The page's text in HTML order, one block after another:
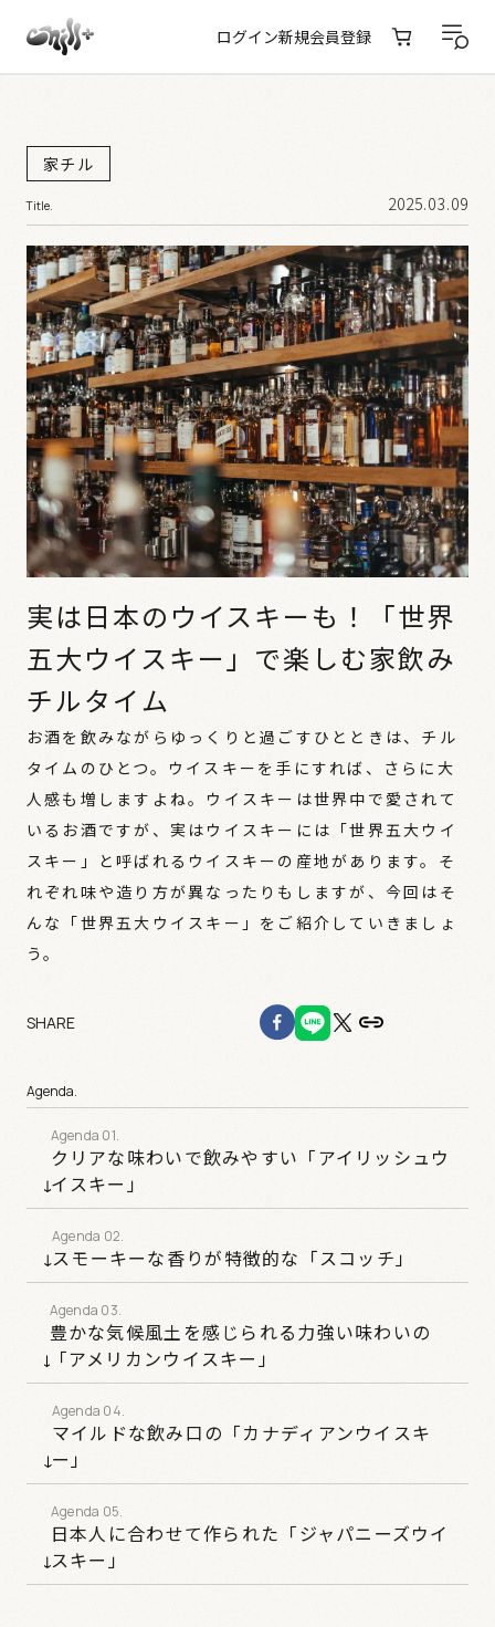
ログイン新規会員登録
家チル
Title. 2025.03.09
実は日本のウイスキーも！「世界
五大ウイスキー」で楽しむ家飲み
チルタイム
お酒を飲みながらゆっくりと過ごすひとときは、チル
タイムのひとつ。ウイスキーを手にすれば、さらに大
人感も増しますよね。ウイスキーは世界中で愛されて
いるお酒ですが、実はウイスキーには「世界五大ウイ
スキー」と呼ばれるウイスキーの産地があります。そ
れぞれ味や造り方が異なったりもしますが、今回はそ
んな「世界五大ウイスキー」をご紹介していきましょ
う。
SHARE
Agenda.
クリアな味わいで飲みやすい「アイリッシュウ
イスキー」
スモーキーな香りが特徴的な「スコッチ」
豊かな気候風土を感じられる力強い味わいの
「アメリカンウイスキー」
マイルドな飲み口の「カナディアンウイスキ
ー」
日本人に合わせて作られた「ジャパニーズウイ
スキー」